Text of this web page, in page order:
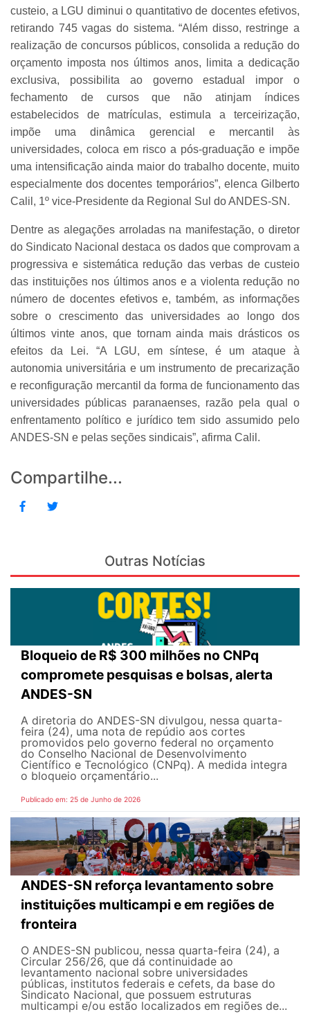
custeio, a LGU diminui o quantitativo de docentes efetivos,
retirando 745 vagas do sistema. “Além disso, restringe a
realização de concursos públicos, consolida a redução do
orçamento imposta nos últimos anos, limita a dedicação
exclusiva, possibilita ao governo estadual impor o
fechamento de cursos que não atinjam índices
estabelecidos de matrículas, estimula a terceirização,
impõe uma dinâmica gerencial e mercantil às
universidades, coloca em risco a pós-graduação e impõe
uma intensificação ainda maior do trabalho docente, muito
especialmente dos docentes temporários”, elenca Gilberto
Calil, 1º vice-Presidente da Regional Sul do ANDES-SN.
Dentre as alegações arroladas na manifestação, o diretor
do Sindicato Nacional destaca os dados que comprovam a
progressiva e sistemática redução das verbas de custeio
das instituições nos últimos anos e a violenta redução no
número de docentes efetivos e, também, as informações
sobre o crescimento das universidades ao longo dos
últimos vinte anos, que tornam ainda mais drásticos os
efeitos da Lei. “A LGU, em síntese, é um ataque à
autonomia universitária e um instrumento de precarização
e reconfiguração mercantil da forma de funcionamento das
universidades públicas paranaenses, razão pela qual o
enfrentamento político e jurídico tem sido assumido pelo
ANDES-SN e pelas seções sindicais”, afirma Calil.
Compartilhe...
Outras Notícias
Bloqueio de R$ 300 milhões no CNPq
compromete pesquisas e bolsas, alerta
ANDES-SN
A diretoria do ANDES-SN divulgou, nessa quarta-
feira (24), uma nota de repúdio aos cortes
promovidos pelo governo federal no orçamento
do Conselho Nacional de Desenvolvimento
Científico e Tecnológico (CNPq). A medida integra
o bloqueio orçamentário...
Publicado em: 25 de Junho de 2026
ANDES-SN reforça levantamento sobre
instituições multicampi e em regiões de
fronteira
O ANDES-SN publicou, nessa quarta-feira (24), a
Circular 256/26, que dá continuidade ao
levantamento nacional sobre universidades
públicas, institutos federais e cefets, da base do
Sindicato Nacional, que possuem estruturas
multicampi e/ou estão localizados em regiões de...